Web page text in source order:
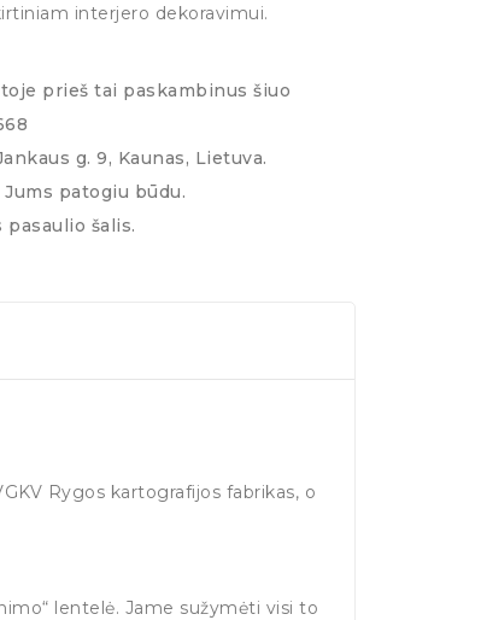
interjero dekoravimui.
prieš tai paskambinus šiuo
g. 9, Kaunas, Lietuva.
patogiu būdu.
šalis.
Rygos kartografijos fabrikas, o
lentelė. Jame sužymėti visi to